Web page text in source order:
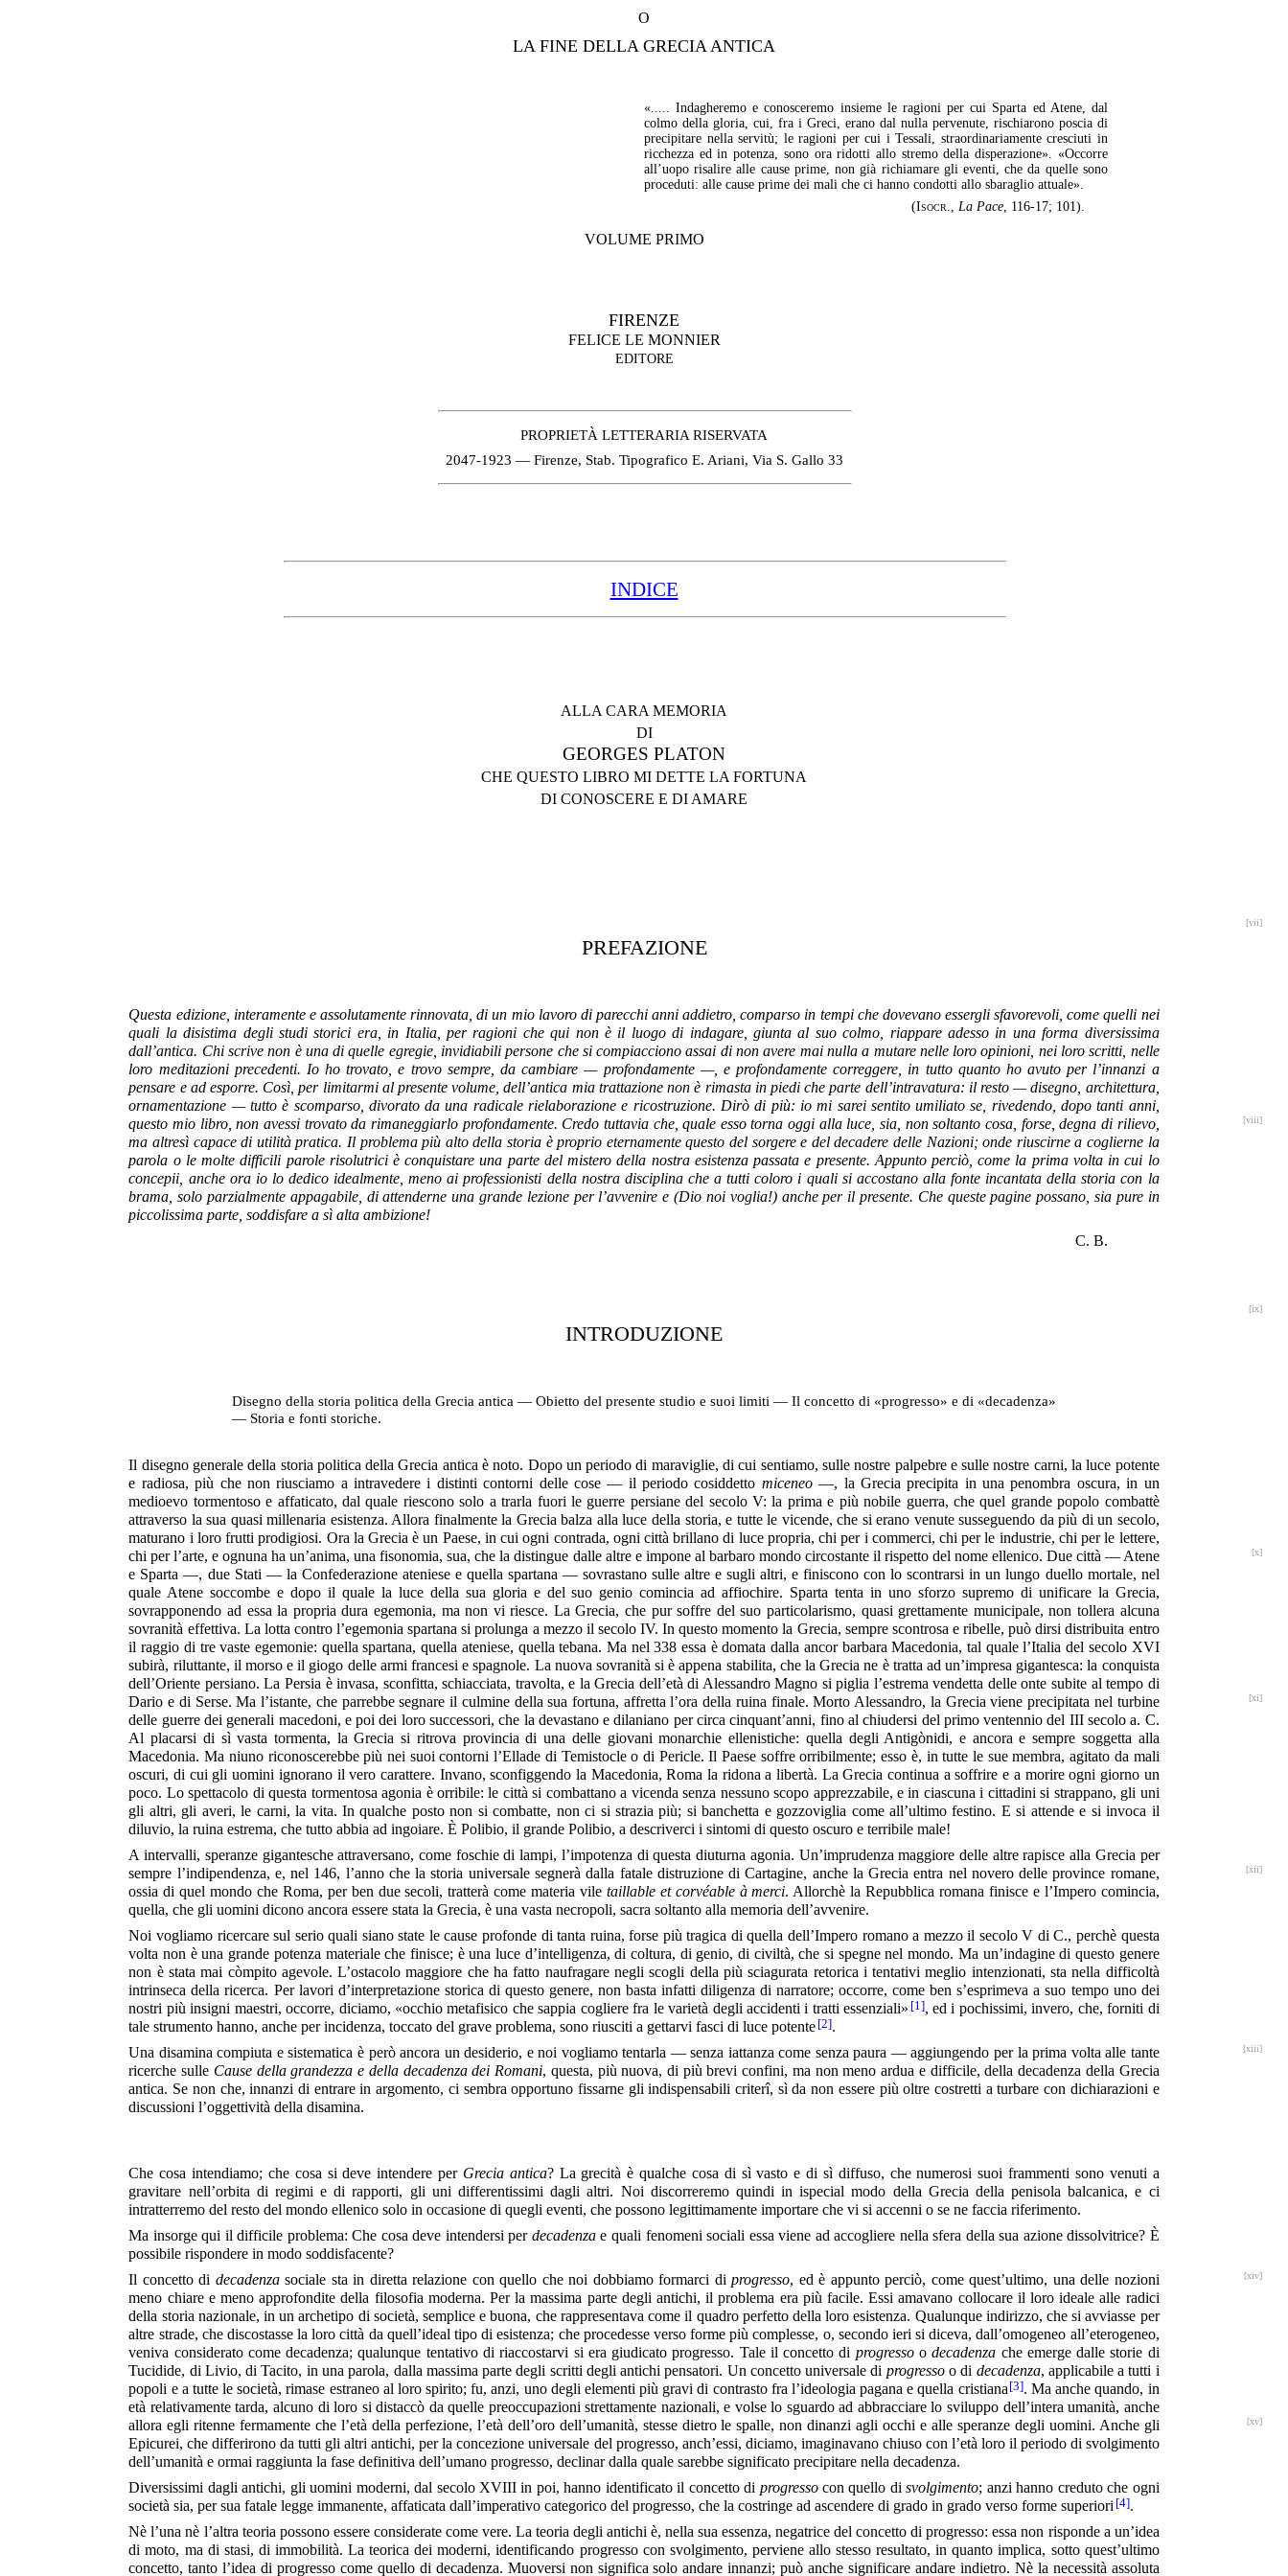
O
LA FINE DELLA GRECIA ANTICA
«..... Indagheremo e conosceremo insieme le ragioni per cui Sparta ed Atene, dal
colmo della gloria, cui, fra i Greci, erano dal nulla pervenute, rischiarono poscia di
precipitare nella servitù; le ragioni per cui i Tessali, straordinariamente cresciuti in
ricchezza ed in potenza, sono ora ridotti allo stremo della disperazione». «Occorre
all’uopo risalire alle cause prime, non già richiamare gli eventi, che da quelle sono
proceduti: alle cause prime dei mali che ci hanno condotti allo sbaraglio attuale».
(Isocr. La Pace, 116-17; 101).
VOLUME PRIMO
FIRENZE
FELICE LE MONNIER
EDITORE
PROPRIETÀ LETTERARIA RISERVATA
2047-1923 — Firenze, Stab. Tipografico E. Ariani, Via S. Gallo 33
INDICE
ALLA CARA MEMORIA
DI
GEORGES PLATON
CHE QUESTO LIBRO MI DETTE LA FORTUNA
DI CONOSCERE E DI AMARE
[vii]
PREFAZIONE
Questa edizione, interamente e assolutamente rinnovata, di un mio lavoro di parecchi anni addietro, comparso in tempi che dovevano essergli sfavorevoli, come quelli nei
quali la disistima degli studi storici era, in Italia, per ragioni che qui non è il luogo di indagare, giunta al suo colmo, riappare adesso in una forma diversissima
dall’antica. Chi scrive non è una di quelle egregie, invidiabili persone che si compiacciono assai di non avere mai nulla a mutare nelle loro opinioni, nei loro scritti, nelle
loro meditazioni precedenti. Io ho trovato, e trovo sempre, da cambiare — profondamente —, e profondamente correggere, in tutto quanto ho avuto per l’innanzi a
pensare e ad esporre. Così, per limitarmi al presente volume, dell’antica mia trattazione non è rimasta in piedi che parte dell’intravatura: il resto — disegno, architettura,
ornamentazione — tutto è scomparso, divorato da una radicale rielaborazione e ricostruzione. Dirò di più: io mi sarei sentito umiliato se, rivedendo, dopo tanti anni,
questo mio libro, non avessi trovato da rimaneggiarlo
[viii]
profondamente. Credo tuttavia che, quale esso torna oggi alla luce, sia, non soltanto cosa, forse, degna di rilievo,
ma altresì capace di utilità pratica. Il problema più alto della storia è proprio eternamente questo del sorgere e del decadere delle Nazioni; onde riuscirne a coglierne la
parola o le molte difficili parole risolutrici è conquistare una parte del mistero della nostra esistenza passata e presente. Appunto perciò, come la prima volta in cui lo
concepii, anche ora io lo dedico idealmente, meno ai professionisti della nostra disciplina che a tutti coloro i quali si accostano alla fonte incantata della storia con la
brama, solo parzialmente appagabile, di attenderne una grande lezione per l’avvenire e (Dio noi voglia!) anche per il presente. Che queste pagine possano, sia pure in
piccolissima parte, soddisfare a sì alta ambizione!
C. B.
[ix]
INTRODUZIONE
Disegno della storia politica della Grecia antica — Obietto del presente studio e suoi limiti — Il concetto di «progresso» e di «decadenza»
— Storia e fonti storiche.
Il disegno generale della storia politica della Grecia antica è noto. Dopo un periodo di maraviglie, di cui sentiamo, sulle nostre palpebre e sulle nostre carni, la luce potente
e radiosa, più che non riusciamo a intravedere i distinti contorni delle cose — il periodo cosiddetto miceneo—, la Grecia precipita in una penombra oscura, in un
medioevo tormentoso e affaticato, dal quale riescono solo a trarla fuori le guerre persiane del secolo V: la prima e più nobile guerra, che quel grande popolo combattè
attraverso la sua quasi millenaria esistenza. Allora finalmente la Grecia balza alla luce della storia, e tutte le vicende, che si erano venute susseguendo da più di un secolo,
maturano i loro frutti prodigiosi. Ora la Grecia è un Paese, in cui ogni contrada, ogni città brillano di luce propria, chi per i commerci, chi per le industrie, chi per le lettere,
chi per l’arte, e ognuna ha un’anima, una fisonomia, sua, che la distingue
[x]
dalle altre e impone al barbaro mondo circostante il rispetto del nome ellenico. Due città — Atene
e Sparta —, due Stati — la Confederazione ateniese e quella spartana — sovrastano sulle altre e sugli altri, e finiscono con lo scontrarsi in un lungo duello mortale, nel
quale Atene soccombe e dopo il quale la luce della sua gloria e del suo genio comincia ad affiochire. Sparta tenta in uno sforzo supremo di unificare la Grecia,
sovrapponendo ad essa la propria dura egemonia, ma non vi riesce. La Grecia, che pur soffre del suo particolarismo, quasi grettamente municipale, non tollera alcuna
sovranità effettiva. La lotta contro l’egemonia spartana si prolunga a mezzo il secolo IV. In questo momento la Grecia, sempre scontrosa e ribelle, può dirsi distribuita entro
il raggio di tre vaste egemonie: quella spartana, quella ateniese, quella tebana. Ma nel 338 essa è domata dalla ancor barbara Macedonia, tal quale l’Italia del secolo XVI
subirà, riluttante, il morso e il giogo delle armi francesi e spagnole. La nuova sovranità si è appena stabilita, che la Grecia ne è tratta ad un’impresa gigantesca: la conquista
dell’Oriente persiano. La Persia è invasa, sconfitta, schiacciata, travolta, e la Grecia dell’età di Alessandro Magno si piglia l’estrema vendetta delle onte subite al tempo di
Dario e di Serse. Ma l’istante, che parrebbe segnare il culmine della sua fortuna, affretta l’ora della ruina finale. Morto Alessandro, la Grecia viene precipitata
[xi]
nel turbine
delle guerre dei generali macedoni, e poi dei loro successori, che la devastano e dilaniano per circa cinquant’anni, fino al chiudersi del primo ventennio del III secolo a. C.
Al placarsi di sì vasta tormenta, la Grecia si ritrova provincia di una delle giovani monarchie ellenistiche: quella degli Antigònidi, e ancora e sempre soggetta alla
Macedonia. Ma niuno riconoscerebbe più nei suoi contorni l’Ellade di Temistocle o di Pericle. Il Paese soffre orribilmente; esso è, in tutte le sue membra, agitato da mali
oscuri, di cui gli uomini ignorano il vero carattere. Invano, sconfiggendo la Macedonia, Roma la ridona a libertà. La Grecia continua a soffrire e a morire ogni giorno un
poco. Lo spettacolo di questa tormentosa agonia è orribile: le città si combattano a vicenda senza nessuno scopo apprezzabile, e in ciascuna i cittadini si strappano, gli uni
gli altri, gli averi, le carni, la vita. In qualche posto non si combatte, non ci si strazia più; si banchetta e gozzoviglia come all’ultimo festino. E si attende e si invoca il
diluvio, la ruina estrema, che tutto abbia ad ingoiare. È Polibio, il grande Polibio, a descriverci i sintomi di questo oscuro e terribile male!
A intervalli, speranze gigantesche attraversano, come foschie di lampi, l’impotenza di questa diuturna agonia. Un’imprudenza maggiore delle altre rapisce alla Grecia per
sempre l’indipendenza, e, nel 146, l’anno che la storia universale
[xii]
segnerà dalla fatale distruzione di Cartagine, anche la Grecia entra nel novero delle province romane,
ossia di quel mondo che Roma, per ben due secoli, tratterà come materia vile taillable et corvéable à merci. Allorchè la Repubblica romana finisce e l’Impero comincia,
quella, che gli uomini dicono ancora essere stata la Grecia, è una vasta necropoli, sacra soltanto alla memoria dell’avvenire.
Noi vogliamo ricercare sul serio quali siano state le cause profonde di tanta ruina, forse più tragica di quella dell’Impero romano a mezzo il secolo V di C., perchè questa
volta non è una grande potenza materiale che finisce; è una luce d’intelligenza, di coltura, di genio, di civiltà, che si spegne nel mondo. Ma un’indagine di questo genere
non è stata mai còmpito agevole. L’ostacolo maggiore che ha fatto naufragare negli scogli della più sciagurata retorica i tentativi meglio intenzionati, sta nella difficoltà
intrinseca della ricerca. Per lavori d’interpretazione storica di questo genere, non basta infatti diligenza di narratore; occorre, come ben s’esprimeva a suo tempo uno dei
nostri più insigni maestri, occorre, diciamo, «occhio metafisico che sappia cogliere fra le varietà degli accidenti i tratti essenziali» [1], ed i pochissimi, invero, che, forniti di
tale strumento hanno, anche per incidenza, toccato del grave problema, sono riusciti a gettarvi fasci di luce potente [2].
[xiii]
Una disamina compiuta e sistematica è però ancora un desiderio, e noi vogliamo tentarla — senza iattanza come senza paura — aggiungendo per la prima volta alle tante
ricerche sulle Cause della grandezza e della decadenza dei Romani, questa, più nuova, di più brevi confini, ma non meno ardua e difficile, della decadenza della Grecia
antica. Se non che, innanzi di entrare in argomento, ci sembra opportuno fissarne gli indispensabili criterî, sì da non essere più oltre costretti a turbare con dichiarazioni e
discussioni l’oggettività della disamina.
Che cosa intendiamo; che cosa si deve intendere per Grecia antica? La grecità è qualche cosa di sì vasto e di sì diffuso, che numerosi suoi frammenti sono venuti a
gravitare nell’orbita di regimi e di rapporti, gli uni differentissimi dagli altri. Noi discorreremo quindi in ispecial modo della Grecia della penisola balcanica, e ci
intratterremo del resto del mondo ellenico solo in occasione di quegli eventi, che possono legittimamente importare che vi si accenni o se ne faccia riferimento.
Ma insorge qui il difficile problema: Che cosa deve intendersi per decadenzae quali fenomeni sociali essa viene ad accogliere nella sfera della sua azione dissolvitrice? È
possibile rispondere in modo soddisfacente?
Il concetto di decadenzasociale sta in diretta [xiv]
relazione con quello che noi dobbiamo formarci diprogresso, ed è appunto perciò, come quest’ultimo, una delle nozioni
meno chiare e meno approfondite della filosofia moderna. Per la massima parte degli antichi, il problema era più facile. Essi amavano collocare il loro ideale alle radici
della storia nazionale, in un archetipo di società, semplice e buona, che rappresentava come il quadro perfetto della loro esistenza. Qualunque indirizzo, che si avviasse per
altre strade, che discostasse la loro città da quell’ideal tipo di esistenza; che procedesse verso forme più complesse, o, secondo ieri si diceva, dall’omogeneo all’eterogeneo,
veniva considerato come decadenza; qualunque tentativo di riaccostarvi si era giudicato progresso. Tale il concetto di progressoodecadenza che emerge dalle storie di
Tucidide, di Livio, di Tacito, in una parola, dalla massima parte degli scritti degli antichi pensatori. Un concetto universale di progressoo di decadenza, applicabile a tutti i
popoli e a tutte le società, rimase estraneo al loro spirito; fu, anzi, uno degli elementi più gravi di contrasto fra l’ideologia pagana e quella cristiana [3]. Ma anche quando, in
età relativamente tarda, alcuno di loro si distaccò da quelle preoccupazioni strettamente nazionali, e volse lo sguardo ad abbracciare lo sviluppo dell’intera umanità, anche
allora egli ritenne fermamente che l’età della perfezione, l’età dell’oro dell’umanità, stesse dietro le spalle, non dinanzi agli occhi e alle speranze
[xv]
degli uomini. Anche gli
Epicurei, che differirono da tutti gli altri antichi, per la concezione universale del progresso, anch’essi, diciamo, imaginavano chiuso con l’età loro il periodo di svolgimento
dell’umanità e ormai raggiunta la fase definitiva dell’umano progresso, declinar dalla quale sarebbe significato precipitare nella decadenza.
Diversissimi dagli antichi, gli uomini moderni, dal secolo XVIII in poi, hanno identificato il concetto di progressocon quello disvolgimento; anzi hanno creduto che ogni
società sia, per sua fatale legge immanente, affaticata dall’imperativo categorico del progresso, che la costringe ad ascendere di grado in grado verso forme superiori [4].
Nè l’una nè l’altra teoria possono essere considerate come vere. La teoria degli antichi è, nella sua essenza, negatrice del concetto di progresso: essa non risponde a un’idea
di moto, ma di stasi, di immobilità. La teorica dei moderni, identificando progresso con svolgimento, perviene allo stesso resultato, in quanto implica, sotto quest’ultimo
concetto, tanto l’idea di progresso come quello di decadenza. Muoversi non significa solo andare innanzi; può anche significare andare indietro. Nè la necessità assoluta